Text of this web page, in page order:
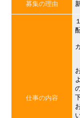
募集の理由
仕事の内容